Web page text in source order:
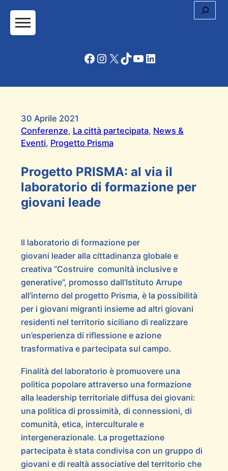
Facebook
Instagram
X TikTok
YouTube
LinkedIn
30 Aprile 2021
Conferenze, La città partecipata, News &
Eventi, Progetto Prisma
Progetto PRISMA: al via il
laboratorio di formazione per
giovani leade
Il laboratorio di formazione per
giovani leader alla cittadinanza globale e
creativa “Costruire comunità inclusive e
generative”, promosso dall’Istituto Arrupe
all’interno del progetto Prisma, è la possibilità
per i giovani migranti insieme ad altri giovani
residenti nel territorio siciliano di realizzare
un’esperienza di riflessione e azione
trasformativa e partecipata sul campo.
Finalità del laboratorio è promuovere una
politica popolare attraverso una formazione
alla leadership territoriale diffusa dei giovani:
una politica di prossimità, di connessioni, di
comunità, etica, interculturale e
intergenerazionale. La progettazione
partecipata è stata condivisa con un gruppo di
giovani e di realtà associative del territorio che